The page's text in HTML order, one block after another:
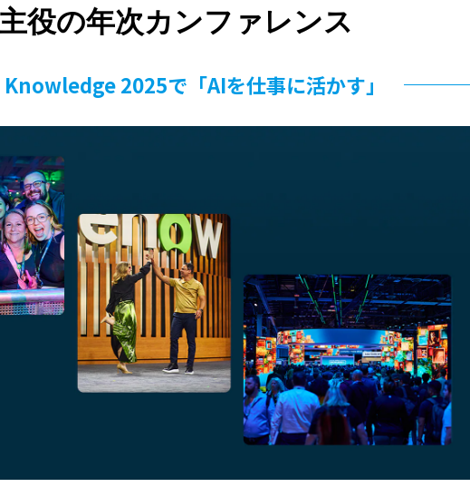
役の年次カンファレンス
2025で「AIを仕事に活かす」